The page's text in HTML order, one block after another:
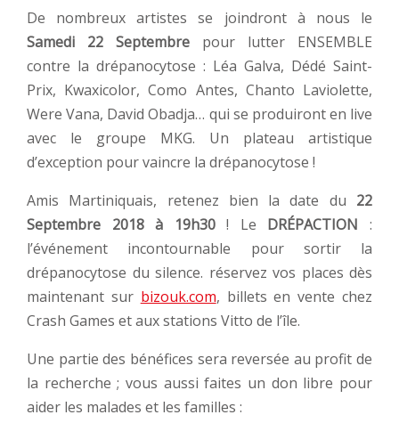
De nombreux artistes se joindront à nous le
Samedi 22 Septembre pour lutter ENSEMBLE
contre la drépanocytose : Léa Galva, Dédé Saint-
Prix, Kwaxicolor, Como Antes, Chanto Laviolette,
Were Vana, David Obadja… qui se produiront en live
avec le groupe MKG. Un plateau artistique
d’exception pour vaincre la drépanocytose !
Amis Martiniquais, retenez bien la date du 22
Septembre 2018 à 19h30! Le DRÉPACTION :
l’événement incontournable pour sortir la
drépanocytose du silence. réservez vos places dès
maintenant sur bizouk.com, billets en vente chez
Crash Games et aux stations Vitto de l’île.
Une partie des bénéfices sera reversée au profit de
la recherche ; vous aussi faites un don libre pour
aider les malades et les familles :